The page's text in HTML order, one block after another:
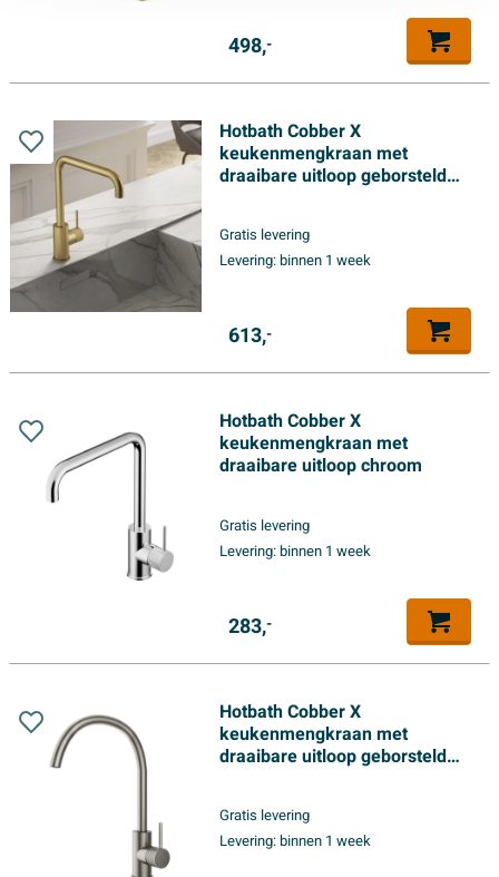
498,-
Hotbath Cobber X
keukenmengkraan met
draaibare uitloop geborsteld
Gratis levering
Levering:binnen 1 week
613,-
Hotbath Cobber X
keukenmengkraan met
draaibare uitloop chroom
Gratis levering
Levering:binnen 1 week
283,-
Hotbath Cobber X
keukenmengkraan met
draaibare uitloop geborsteld
Gratis levering
Levering:binnen 1 week